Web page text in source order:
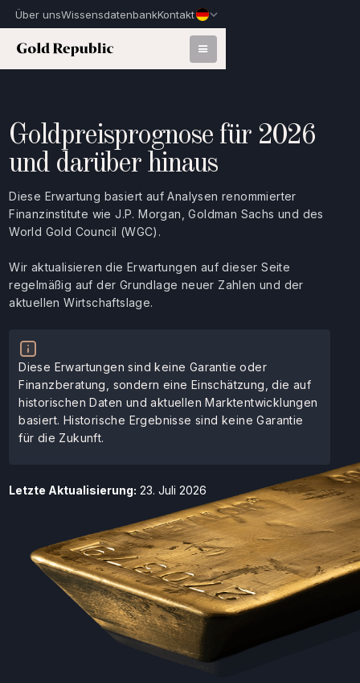
Über unsWissensdatenbankKontakt
Goldpreisprognose für 2026
und darüber hinaus
Diese Erwartung basiert auf Analysen renommierter
Finanzinstitute wie J.P. Morgan, Goldman Sachs und des
World Gold Council (WGC).
Wir aktualisieren die Erwartungen auf dieser Seite
regelmäßig auf der Grundlage neuer Zahlen und der
aktuellen Wirtschaftslage.
Diese Erwartungen sind keine Garantie oder
Finanzberatung, sondern eine Einschätzung, die auf
historischen Daten und aktuellen Marktentwicklungen
basiert. Historische Ergebnisse sind keine Garantie
für die Zukunft.
Letzte Aktualisierung: 23. Juli 2026